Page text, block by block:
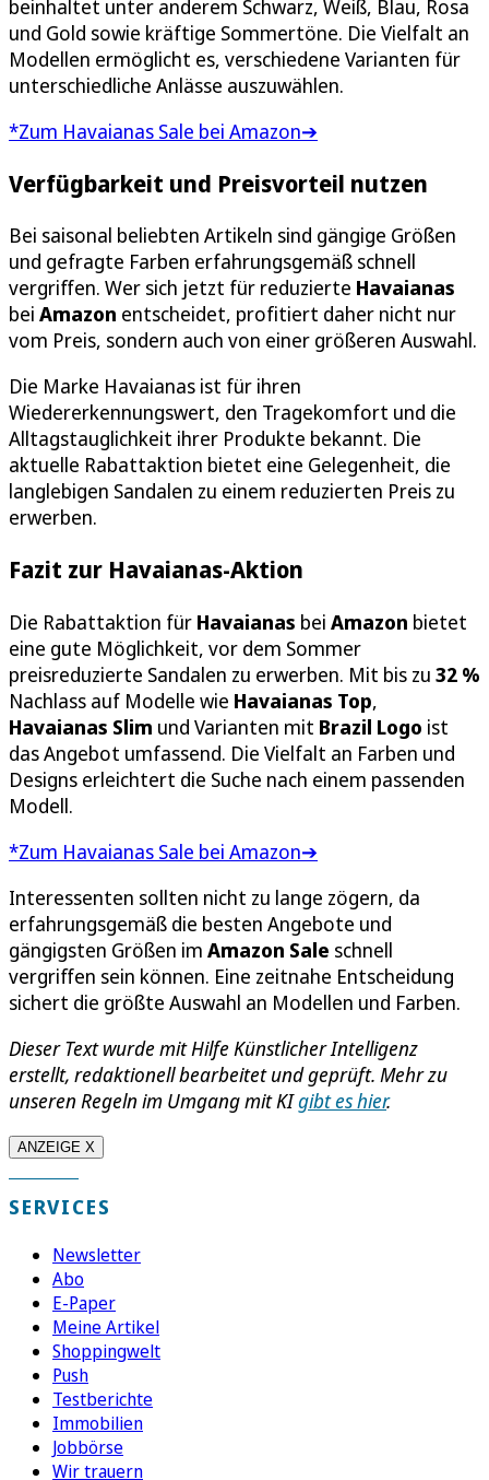
beinhaltet unter anderem Schwarz, Weiß, Blau, Rosa
und Gold sowie kräftige Sommertöne. Die Vielfalt an
Modellen ermöglicht es, verschiedene Varianten für
unterschiedliche Anlässe auszuwählen.
*Zum Havaianas Sale bei Amazon➔
Verfügbarkeit und Preisvorteil nutzen
Bei saisonal beliebten Artikeln sind gängige Größen
und gefragte Farben erfahrungsgemäß schnell
vergriffen. Wer sich jetzt für reduzierte Havaianas
bei Amazon entscheidet, profitiert daher nicht nur
vom Preis, sondern auch von einer größeren Auswahl.
Die Marke Havaianas ist für ihren
Wiedererkennungswert, den Tragekomfort und die
Alltagstauglichkeit ihrer Produkte bekannt. Die
aktuelle Rabattaktion bietet eine Gelegenheit, die
langlebigen Sandalen zu einem reduzierten Preis zu
erwerben.
Fazit zur Havaianas-Aktion
Die Rabattaktion für Havaianas bei Amazon bietet
eine gute Möglichkeit, vor dem Sommer
preisreduzierte Sandalen zu erwerben. Mit bis zu 32 %
Nachlass auf Modelle wie Havaianas Top,
Havaianas Slim und Varianten mit Brazil Logo ist
das Angebot umfassend. Die Vielfalt an Farben und
Designs erleichtert die Suche nach einem passenden
Modell.
*Zum Havaianas Sale bei Amazon➔
Interessenten sollten nicht zu lange zögern, da
erfahrungsgemäß die besten Angebote und
gängigsten Größen im Amazon Sale schnell
vergriffen sein können. Eine zeitnahe Entscheidung
sichert die größte Auswahl an Modellen und Farben.
Dieser Text wurde mit Hilfe Künstlicher Intelligenz
erstellt, redaktionell bearbeitet und geprüft. Mehr zu
unseren Regeln im Umgang mit KIgibt es hier.
ANZEIGE X
SERVICES
Newsletter
Abo
E-Paper
Meine Artikel
Shoppingwelt
Push
Testberichte
Immobilien
Jobbörse
Wir trauern